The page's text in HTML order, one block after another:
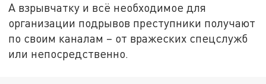
А взрывчатку и всё необходимое для
организации подрывов преступники получают
по своим каналам – от вражеских спецслужб
или непосредственно.